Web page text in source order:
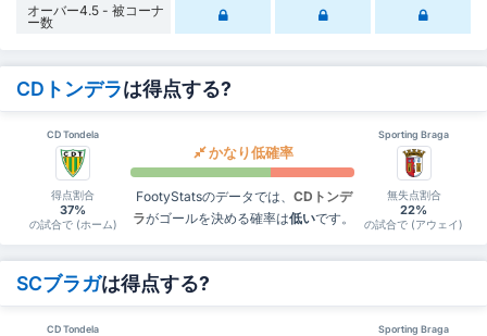
オーバー4.5 - 被コーナ
ー数
CDトンデラは得点する?
CD Tondela Sporting Braga
得点割合
37%
の試合で (ホーム)
かなり低確率
FootyStatsのデータでは、 CDトンデ
ラがゴールを決める確率は低いです。
無失点割合
22%
の試合で (アウェイ)
SCブラガは得点する?
CD Tondela Sporting Braga